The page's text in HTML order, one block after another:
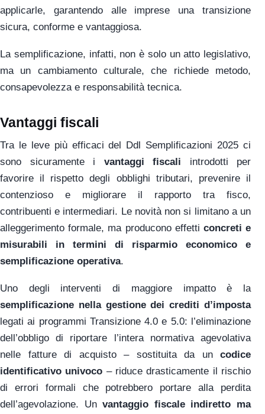
applicarle, garantendo alle imprese una transizione
sicura, conforme e vantaggiosa.
La semplificazione, infatti, non è solo un atto legislativo,
ma un cambiamento culturale, che richiede metodo,
consapevolezza e responsabilità tecnica.
Vantaggi fiscali
Tra le leve più efficaci del Ddl Semplificazioni 2025 ci
sono sicuramente i vantaggi fiscali introdotti per
favorire il rispetto degli obblighi tributari, prevenire il
contenzioso e migliorare il rapporto tra fisco,
contribuenti e intermediari. Le novità non si limitano a un
alleggerimento formale, ma producono effetti concreti e
misurabili in termini di risparmio economico e
semplificazione operativa.
Uno degli interventi di maggiore impatto è la
semplificazione nella gestione dei crediti d’imposta
legati ai programmi Transizione 4.0 e 5.0: l’eliminazione
dell’obbligo di riportare l’intera normativa agevolativa
nelle fatture di acquisto – sostituita da un codice
identificativo univoco – riduce drasticamente il rischio
di errori formali che potrebbero portare alla perdita
dell’agevolazione. Unvantaggio fiscale indiretto ma